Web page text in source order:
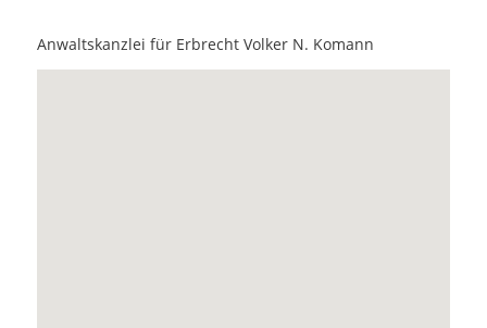
Anwaltskanzlei für Erbrecht Volker N. Komann